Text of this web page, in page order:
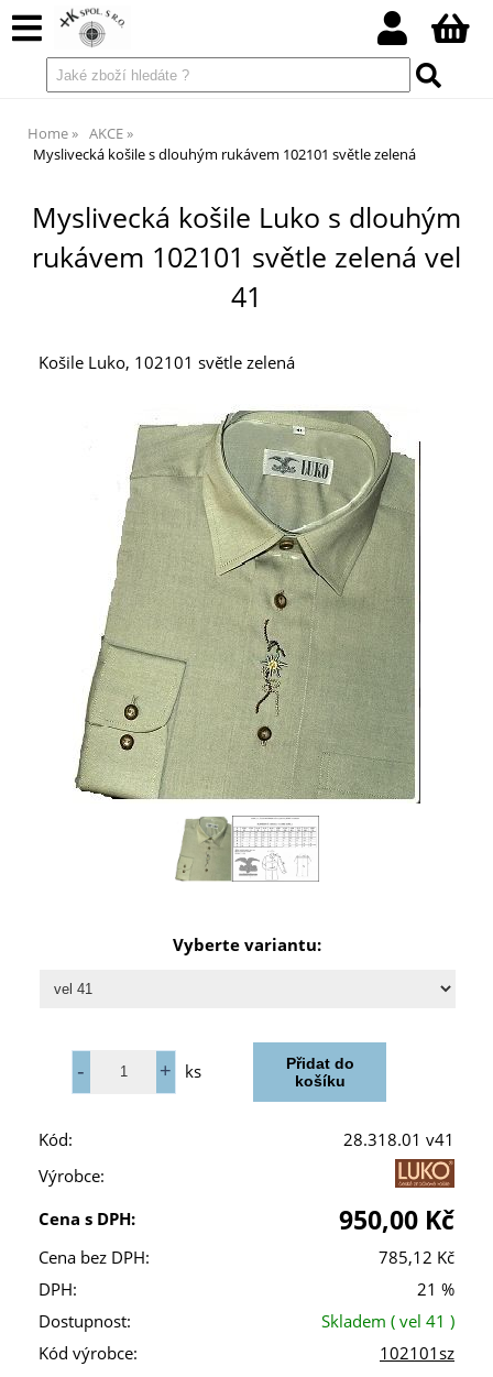
Home
AKCE
Myslivecká košile s dlouhým rukávem 102101 světle zelená
Myslivecká košile Luko s dlouhým
rukávem 102101 světle zelená vel
41
Košile Luko, 102101 světle zelená
Vyberte variantu:
ks
Kód:
28.318.01 v41
Výrobce:
Cena s DPH:
950,00 Kč
Cena bez DPH:
785,12 Kč
DPH:
21 %
Dostupnost:
Skladem ( vel 41 )
Kód výrobce:
102101sz